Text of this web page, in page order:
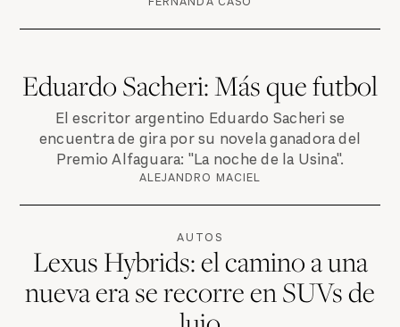
Eduardo Sacheri: Más que futbol
El escritor argentino Eduardo Sacheri se
encuentra de gira por su novela ganadora del
Premio Alfaguara: "La noche de la Usina".
ALEJANDRO MACIEL
AUTOS
Lexus Hybrids: el camino a una
nueva era se recorre en SUVs de